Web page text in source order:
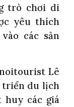
trò chơi di
yêu thích
các sản
Lê
triển du lịch
huy các giá